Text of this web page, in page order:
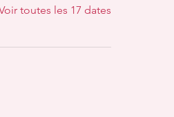
toutes les 17 dates